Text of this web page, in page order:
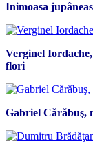
Inimoasa
Verginel
flori
Gabriel Cărăbuş,